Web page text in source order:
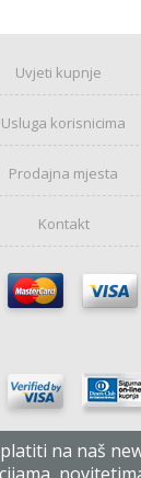
Uvjeti kupnje
Usluga korisnicima
Prodajna mjesta
Kontakt
na naš